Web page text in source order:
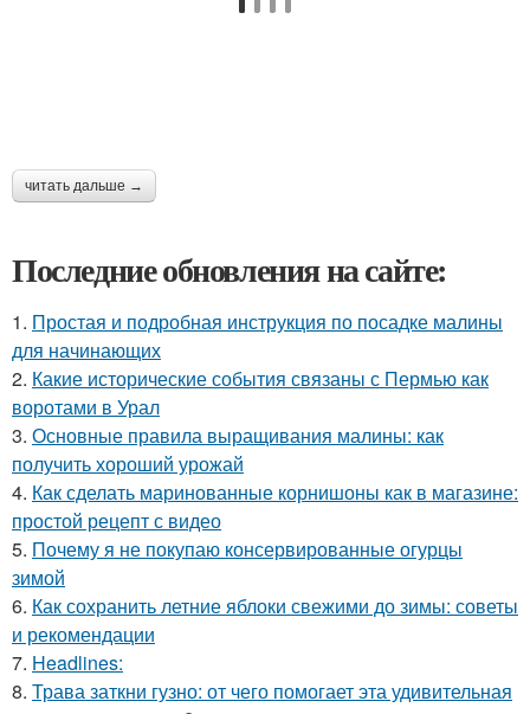
читать дальше →
Последние обновления на сайте:
1. Простая и подробная инструкция по посадке малины
для начинающих
2. Какие исторические события связаны с Пермью как
воротами в Урал
3. Основные правила выращивания малины: как
получить хороший урожай
4. Как сделать маринованные корнишоны как в магазине:
простой рецепт с видео
5. Почему я не покупаю консервированные огурцы
зимой
6. Как сохранить летние яблоки свежими до зимы: советы
и рекомендации
7. Headlines:
8. Трава заткни гузно: от чего помогает эта удивительная